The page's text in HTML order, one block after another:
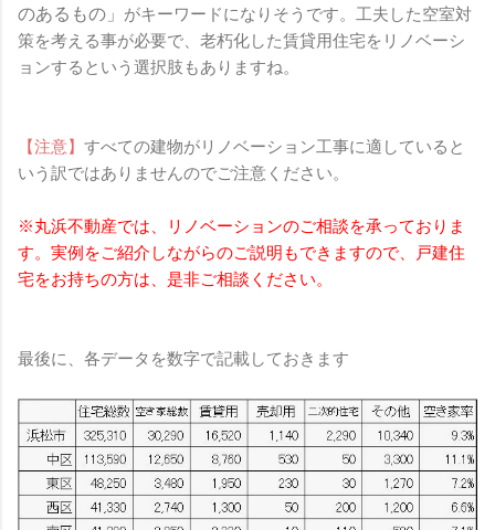
のあるもの」 がキーワードになりそうです。工夫した空室対
策を考える事が必要で、老朽化した賃貸用住宅をリノベーシ
ョンするという選択肢もありますね。
【注意】 すべての建物がリノベーション工事に適していると
いう訳ではありませんのでご注意ください。
※丸浜不動産では、リノベーションのご相談を承っておりま
す。 実例をご紹介しながらのご説明もできますので、
戸建住
宅をお持ちの方は、是非ご相談ください。
最後に、各データを数字で記載しておきます